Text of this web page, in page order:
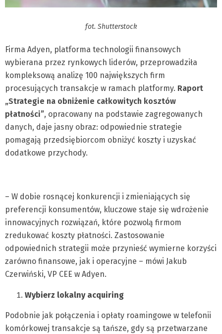
fot. Shutterstock
Firma Adyen, platforma technologii finansowych
wybierana przez rynkowych liderów, przeprowadziła
kompleksową analizę 100 największych firm
procesujących transakcje w ramach platformy. Raport
„Strategie na obniżenie całkowitych kosztów
płatności”, opracowany na podstawie zagregowanych
danych, daje jasny obraz: odpowiednie strategie
pomagają przedsiębiorcom obniżyć koszty i uzyskać
dodatkowe przychody.
– W dobie rosnącej konkurencji i zmieniających się
preferencji konsumentów, kluczowe staje się wdrożenie
innowacyjnych rozwiązań, które pozwolą firmom
zredukować koszty płatności. Zastosowanie
odpowiednich strategii może przynieść wymierne korzyści
zarówno finansowe, jak i operacyjne – mówi Jakub
Czerwiński, VP CEE w Adyen.
Wybierz lokalny acquiring
Podobnie jak połączenia i opłaty roamingowe w telefonii
komórkowej transakcje są tańsze, gdy są przetwarzane